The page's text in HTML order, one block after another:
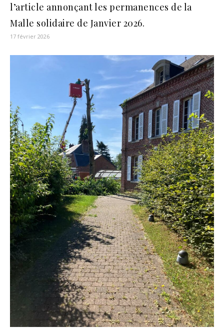
l’article annonçant les permanences de la
Malle solidaire de Janvier 2026.
17 février 2026